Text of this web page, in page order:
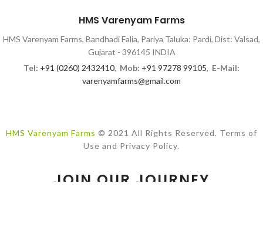
HMS Varenyam Farms
HMS Varenyam Farms, Bandhadi Falia, Pariya Taluka: Pardi, Dist: Valsad,
Gujarat - 396145 INDIA
Tel: +91 (0260) 2432410, Mob: +91 97278 99105, E-Mail:
varenyamfarms@gmail.com
HMS Varenyam Farms © 2021 All Rights Reserved. Terms of
Use and Privacy Policy.
JOIN OUR JOURNEY